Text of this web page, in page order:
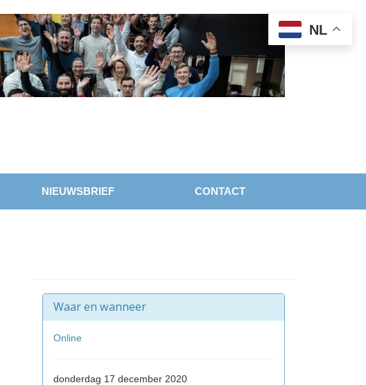
NIEUWSBRIEF CONTACT
Waar en wanneer
Online
donderdag 17 december 2020
NL